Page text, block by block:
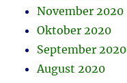
November 2020
Oktober 2020
September 2020
August 2020